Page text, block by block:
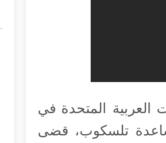
العربية المتحدة في
7 و آي-فون 7 بلس. وبمساعدة تلسكوب، قضى